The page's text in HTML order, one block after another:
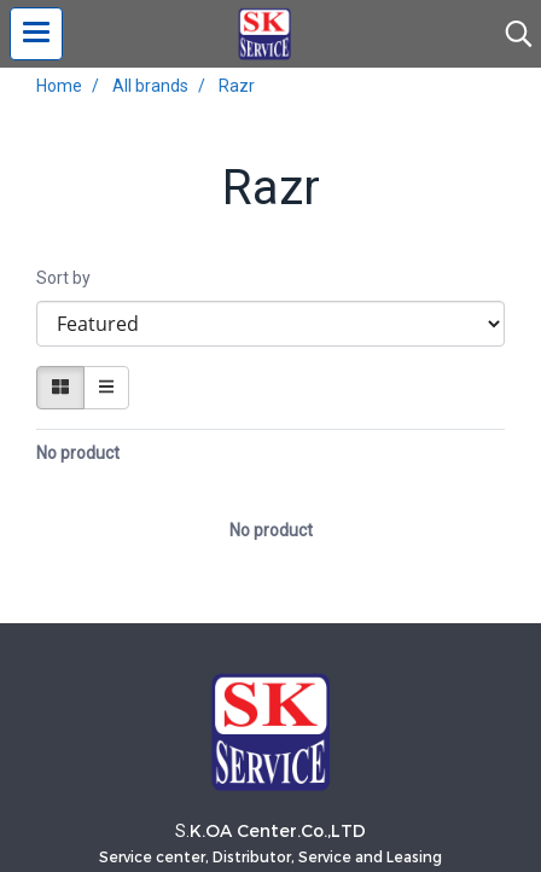
Home All brands Razr
Razr
Sort by
No product
No product
S. K.OA Center.Co.,LTD
Service center, Distributor, Service and Leasing